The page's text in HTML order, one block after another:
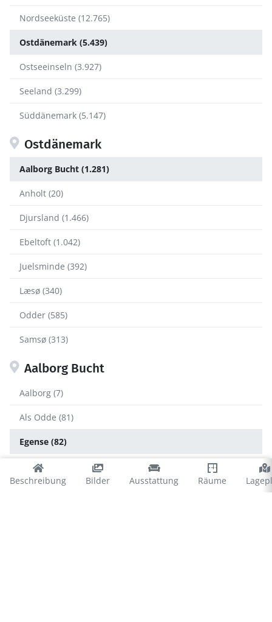
Beschreibung Bilder Ausstattung Räume
Nordseeküste (12.765)
Ostdänemark (5.439)
Ostseeinseln (3.927)
Seeland (3.299)
Süddänemark (5.147)
Ostdänemark
Aalborg Bucht (1.281)
Anholt (20)
Djursland (1.466)
Ebeltoft (1.042)
Juelsminde (392)
Læsø (340)
Odder (585)
Samsø (313)
Aalborg Bucht
Aalborg (7)
Als Odde (81)
Egense (82)
Hals (251)